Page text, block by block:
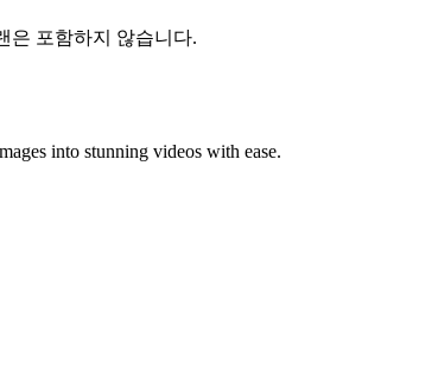
은 포함하지 않습니다.
into stunning videos with ease.